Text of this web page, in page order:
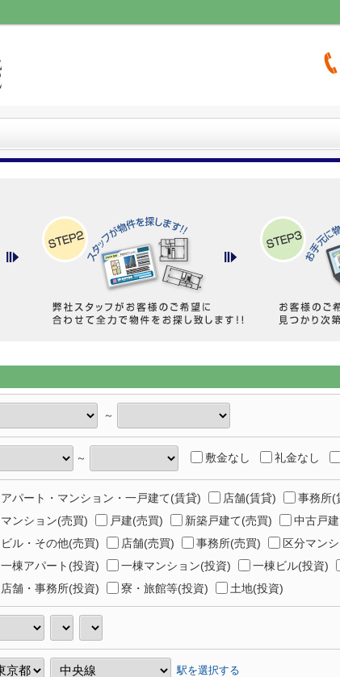
～
～ 敷金なし 礼金なし
アパート・マンション・一戸建て(賃貸) 店舗(賃貸) 事務所(
マンション(売買)
戸建(売買) 新築戸建て(売買) 中古戸
ビル・その他(売買)
店舗(売買) 事務所(売買)
区分マン
一棟アパート(投資)
一棟マンション(投資) 一棟ビル(投資)
店舗・事務所(投資)
寮・旅館等(投資) 土地(投資)
駅を選択する